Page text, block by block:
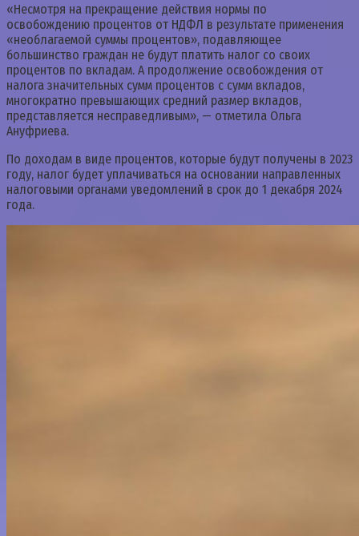
«Несмотря на прекращение действия нормы по
освобождению процентов от НДФЛ в результате применения
«необлагаемой суммы процентов», подавляющее
большинство граждан не будут платить налог со своих
процентов по вкладам. А продолжение освобождения от
налога значительных сумм процентов с сумм вкладов,
многократно превышающих средний размер вкладов,
представляется несправедливым», — отметила Ольга
Ануфриева.
По доходам в виде процентов, которые будут получены в 2023
году, налог будет уплачиваться на основании направленных
налоговыми органами уведомлений в срок до 1 декабря 2024
года.